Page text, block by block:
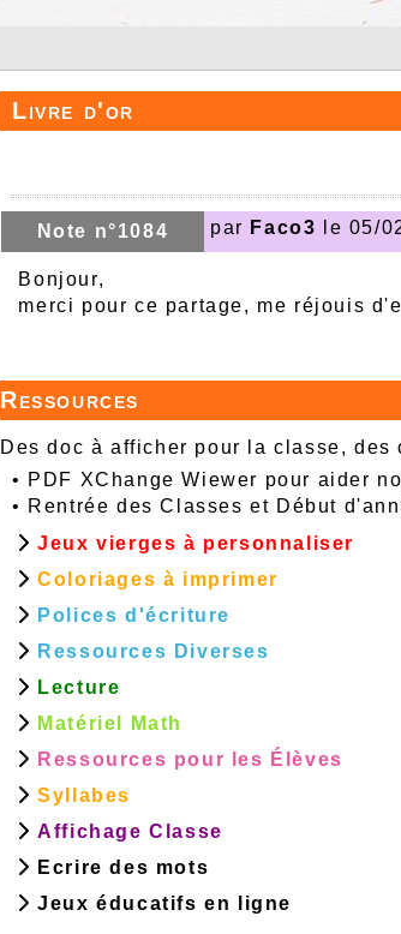
Livre d'or
Note n°1084 par Faco3 le 05/
Bonjour,
merci pour ce partage, me réjouis
Ressources
Des doc à afficher pour la classe,
• PDF XChange Wiewer pour aider
• Rentrée des Classes et Début
Jeux vierges à personnaliser
Coloriages à imprimer
Polices d'écriture
Ressources Diverses
Lecture
Matériel Math
Ressources pour les Élèves
Syllabes
Affichage Classe
Ecrire des mots
Jeux éducatifs en ligne